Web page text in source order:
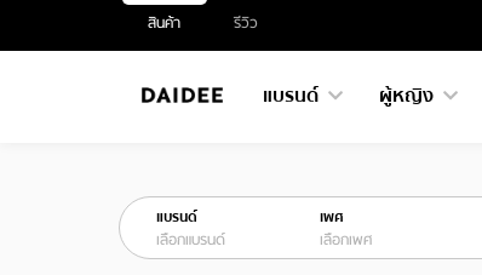
สินค้า รีวิว
แบรนด์ ผู้หญิง
แบรนด์
เลือกแบรนด์
เพศ
เลือกเพศ